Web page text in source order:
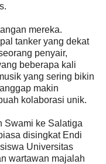
mereka.
tanker yang dekat
penyair,
beberapa kali
yang sering bikin
makin
kolaborasi unik.
Swami ke Salatiga
disingkat Endi
Universitas
wartawan majalah